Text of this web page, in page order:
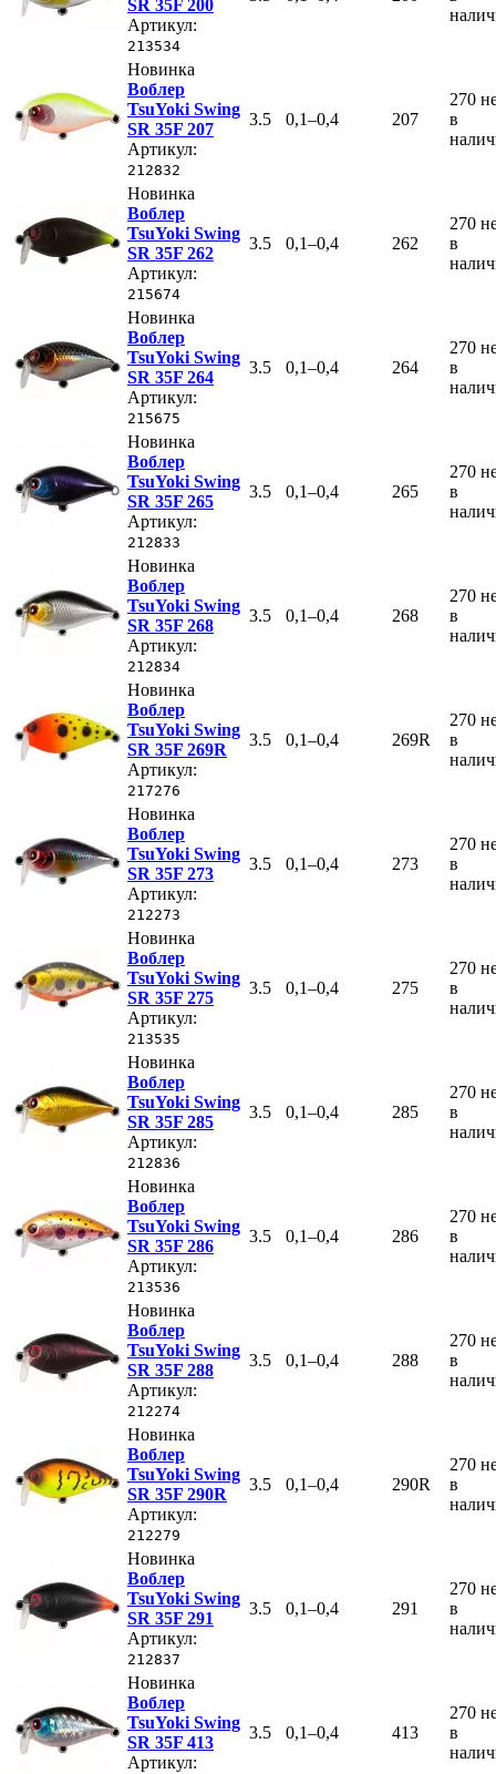
SR 35F 200
Артикул:
213534
Новинка
Воблер
TsuYoki Swing
SR 35F 207
Артикул:
212832
3.5 0,1–0,4 207
270
в
Новинка
Воблер
TsuYoki Swing
SR 35F 262
Артикул:
215674
3.5 0,1–0,4 262
270
в
Новинка
Воблер
TsuYoki Swing
SR 35F 264
Артикул:
215675
3.5 0,1–0,4 264
270
в
Новинка
Воблер
TsuYoki Swing
SR 35F 265
Артикул:
212833
3.5 0,1–0,4 265
270
в
Новинка
Воблер
TsuYoki Swing
SR 35F 268
Артикул:
212834
3.5 0,1–0,4 268
270
в
Новинка
Воблер
TsuYoki Swing
SR 35F 269R
Артикул:
217276
3.5 0,1–0,4 269R
270
в
Новинка
Воблер
TsuYoki Swing
SR 35F 273
Артикул:
212273
3.5 0,1–0,4 273
270
в
Новинка
Воблер
TsuYoki Swing
SR 35F 275
Артикул:
213535
3.5 0,1–0,4 275
270
в
Новинка
Воблер
TsuYoki Swing
SR 35F 285
Артикул:
212836
3.5 0,1–0,4 285
270
в
Новинка
Воблер
TsuYoki Swing
SR 35F 286
Артикул:
213536
3.5 0,1–0,4 286
270
в
Новинка
Воблер
TsuYoki Swing
SR 35F 288
Артикул:
212274
3.5 0,1–0,4 288
270
в
Новинка
Воблер
TsuYoki Swing
SR 35F 290R
Артикул:
212279
3.5 0,1–0,4 290R
270
в
Новинка
Воблер
TsuYoki Swing
SR 35F 291
Артикул:
212837
3.5 0,1–0,4 291
270
в
Новинка
Воблер
TsuYoki Swing
SR 35F 413
Артикул:
3.5 0,1–0,4 413
270
в